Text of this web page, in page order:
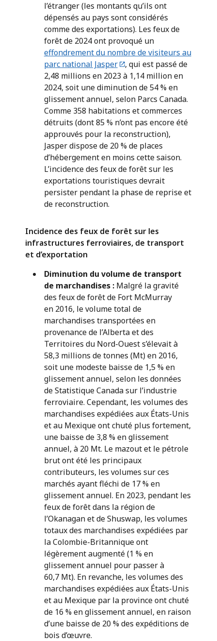
l’étranger (les montants qu’ils ont
dépensés au pays sont considérés
comme des exportations). Les feux de
forêt de 2024 ont provoqué un
effondrement du nombre de visiteurs au
parc national Jasper
, qui est passé de
2,48 millions en 2023 à 1,14 million en
2024, soit une diminution de 54 % en
glissement annuel, selon Parcs Canada.
Comme 358 habitations et commerces
détruits (dont 85 % n’ont pas encore été
approuvés pour la reconstruction),
Jasper dispose de 20 % de places
d’hébergement en moins cette saison.
L’incidence des feux de forêt sur les
exportations touristiques devrait
persister pendant la phase de reprise et
de reconstruction.
Incidence des feux de forêt sur les
infrastructures ferroviaires, de transport
et d’exportation
Diminution du volume de transport
de marchandises :Malgré la gravité
des feux de forêt de Fort McMurray
en 2016, le volume total de
marchandises transportées en
provenance de l’Alberta et des
Territoires du Nord-Ouest s’élevait à
58,3 millions de tonnes (Mt) en 2016,
soit une modeste baisse de 1,5 % en
glissement annuel, selon les données
de Statistique Canada sur l’industrie
ferroviaire. Cependant, les volumes des
marchandises expédiées aux États-Unis
et au Mexique ont chuté plus fortement,
une baisse de 3,8 % en glissement
annuel, à 20 Mt. Le mazout et le pétrole
brut ont été les principaux
contributeurs, les volumes sur ces
marchés ayant fléchi de 17 % en
glissement annuel. En 2023, pendant les
feux de forêt dans la région de
l’Okanagan et de Shuswap, les volumes
totaux des marchandises expédiées par
la Colombie-Britannique ont
légèrement augmenté (1 % en
glissement annuel pour passer à
60,7 Mt). En revanche, les volumes des
marchandises expédiées aux États-Unis
et au Mexique par la province ont chuté
de 16 % en glissement annuel, en raison
d’une baisse de 20 % des expéditions de
bois d’œuvre.